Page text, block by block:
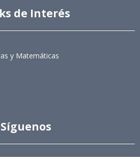
de Interés
y Matemáticas
Síguenos